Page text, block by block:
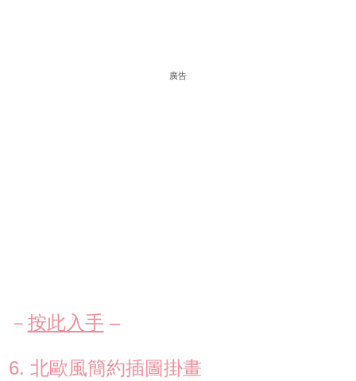
廣告
－ 按此入手 –
6. 北歐風簡約插圖掛畫